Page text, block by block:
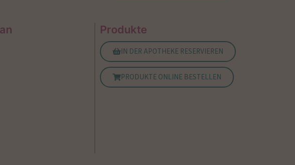
Produkte
IN DER APOTHEKE RESERVIEREN
PRODUKTE ONLINE BESTELLEN